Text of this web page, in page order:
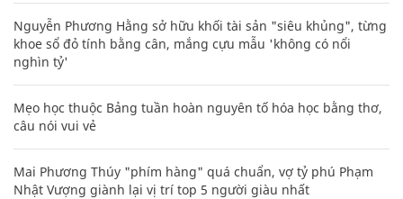
Nguyễn Phương Hằng sở hữu khối tài sản "siêu khủng", từng
khoe sổ đỏ tính bằng cân, mắng cựu mẫu 'không có nổi
nghìn tỷ'
Mẹo học thuộc Bảng tuần hoàn nguyên tố hóa học bằng thơ,
câu nói vui vẻ
Mai Phương Thúy "phím hàng" quá chuẩn, vợ tỷ phú Phạm
Nhật Vượng giành lại vị trí top 5 người giàu nhất